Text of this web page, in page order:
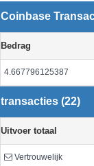
Coinbase
Bedrag
4.667796125387
transacties (22)
Uitvoer totaal
Vertrouwelijk